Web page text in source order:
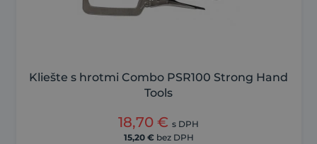
Kliešte s hrotmi Combo PSR100 Strong Hand
Tools
18,70 € s DPH
15,20 € bez DPH